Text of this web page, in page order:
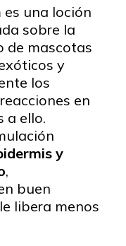
una loción
sobre la
de mascotas
y
los
en
a ello.
y
,
buen
libera menos